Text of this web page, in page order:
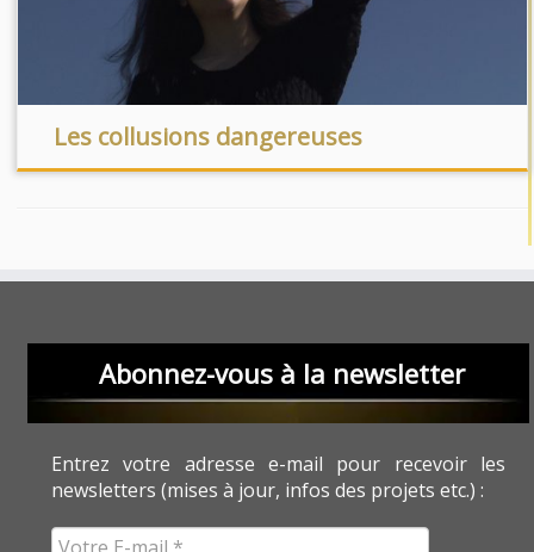
Les collusions dangereuses
Abonnez-vous à la newsletter
Entrez votre adresse e-mail pour recevoir les
newsletters (mises à jour, infos des projets etc.) :